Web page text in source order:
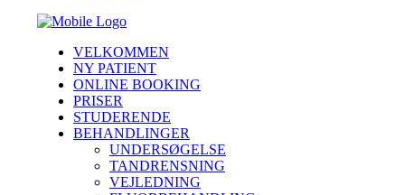
VELKOMMEN
NY PATIENT
ONLINE BOOKING
PRISER
STUDERENDE
BEHANDLINGER
UNDERSØGELSE
TANDRENSNING
VEJLEDNING